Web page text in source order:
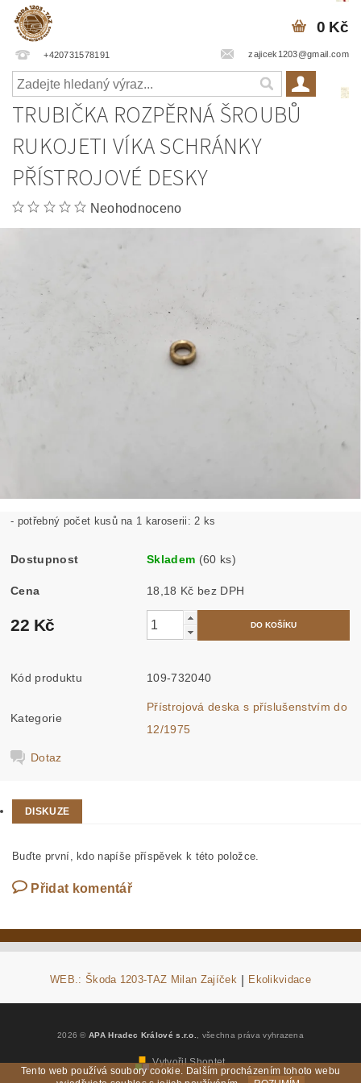
+420731578191 zajicek1203@gmail.com
0 Kč
TRUBIČKA ROZPĚRNÁ ŠROUBŮ
RUKOJETI VÍKA SCHRÁNKY
PŘÍSTROJOVÉ DESKY
Neohodnoceno
- potřebný počet kusů na 1 karoserii: 2 ks
Dostupnost Skladem (60 ks)
Cena 18,18 Kč bez DPH
22 Kč
Kód produktu 109-732040
Kategorie
Přístrojová deska s příslušenstvím do
12/1975
Dotaz
DISKUZE
Buďte první, kdo napíše příspěvek k této položce.
Přidat komentář
WEB.: Škoda 1203-TAZ Milan Zajíček Ekolikvidace
2026 ©APA Hradec Králové s.r.o. , všechna práva vyhrazena
Vytvořil Shoptet
Tento web používá soubory cookie. Dalším procházením tohoto webu